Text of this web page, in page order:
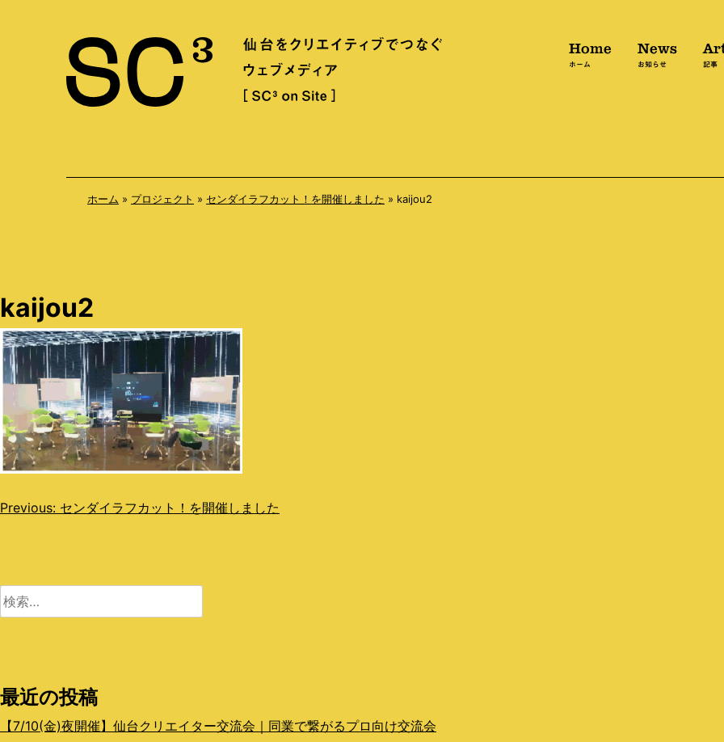
n
Home
ホーム
News
お知らせ 記事
ホーム » プロジェクト » センダイラフカット！を開催しました » kaijou2
kaijou2
投
ビ
シ
ョ
Previous: センダイラフカット！を開催しました
検
最近の投稿
【7/10(金)夜開催】仙台クリエイター交流会｜同業で繋がるプロ向け交流会